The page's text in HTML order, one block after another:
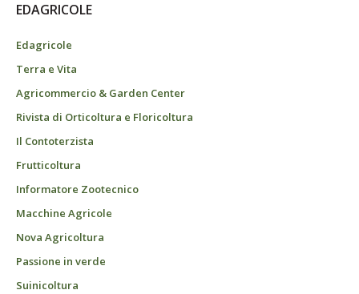
EDAGRICOLE
Edagricole
Terra e Vita
Agricommercio & Garden Center
Rivista di Orticoltura e Floricoltura
Il Contoterzista
Frutticoltura
Informatore Zootecnico
Macchine Agricole
Nova Agricoltura
Passione in verde
Suinicoltura